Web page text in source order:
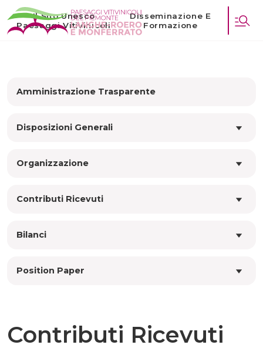
Il Sito Unesco
Paesaggi Vitivinicoli
Disseminazione E
Formazione
Amministrazione Trasparente
Disposizioni Generali
Organizzazione
Contributi Ricevuti
Bilanci
Position Paper
Contributi Ricevuti